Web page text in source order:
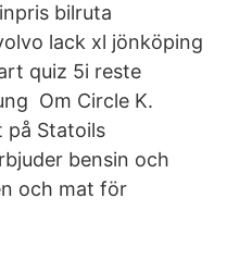
bilruta
lack xl jönköping
quiz 5i reste
Om Circle K.
på Statoils
bensin och
och mat för